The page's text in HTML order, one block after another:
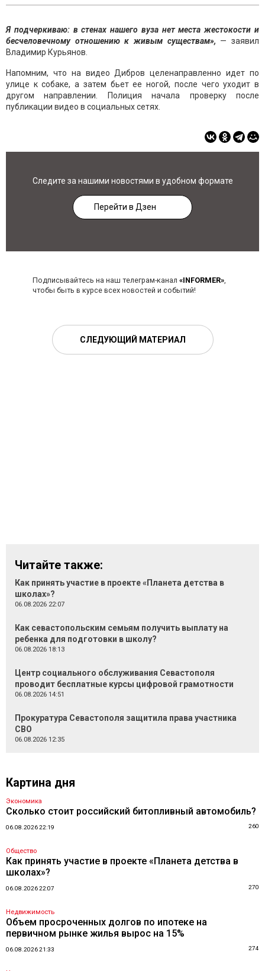
Я подчеркиваю: в стенах нашего вуза нет места жестокости и
бесчеловечному отношению к живым существам», — заявил
Владимир Курьянов.
Напомним, что на видео Дибров целенаправленно идет по
улице к собаке, а затем бьет ее ногой, после чего уходит в
другом направлении. Полиция начала проверку после
публикации видео в социальных сетях.
Следите за нашими новостями в удобном формате
Перейти в Дзен
Подписывайтесь на наш телеграм-канал «INFORMER»,
чтобы быть в курсе всех новостей и событий!
СЛЕДУЮЩИЙ МАТЕРИАЛ
Читайте также:
Как принять участие в проекте «Планета детства в
школах»?
06.08.2026 22:07
Как севастопольским семьям получить выплату на
ребенка для подготовки в школу?
06.08.2026 18:13
Центр социального обслуживания Севастополя
проводит бесплатные курсы цифровой грамотности
06.08.2026 14:51
Прокуратура Севастополя защитила права участника
СВО
06.08.2026 12:35
Картина дня
Экономика
Сколько стоит российский битопливный автомобиль?
06.08.2026 22:19 260
Общество
Как принять участие в проекте «Планета детства в
школах»?
06.08.2026 22:07 270
Недвижимость
Объем просроченных долгов по ипотеке на
первичном рынке жилья вырос на 15%
06.08.2026 21:33 274